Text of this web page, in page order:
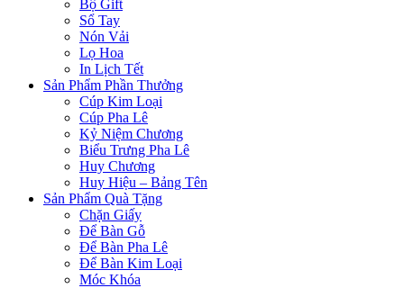
Bộ Gift
Sổ Tay
Nón Vải
Lọ Hoa
In Lịch Tết
Sản Phẩm Phần Thưởng
Cúp Kim Loại
Cúp Pha Lê
Kỷ Niệm Chương
Biểu Trưng Pha Lê
Huy Chương
Huy Hiệu – Bảng Tên
Sản Phẩm Quà Tặng
Chặn Giấy
Để Bàn Gỗ
Để Bàn Pha Lê
Để Bàn Kim Loại
Móc Khóa